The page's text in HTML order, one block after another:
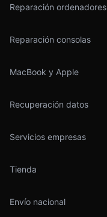
Reparación ordenadores
Reparación consolas
MacBook y Apple
Recuperación datos
Servicios empresas
Tienda
Envío nacional